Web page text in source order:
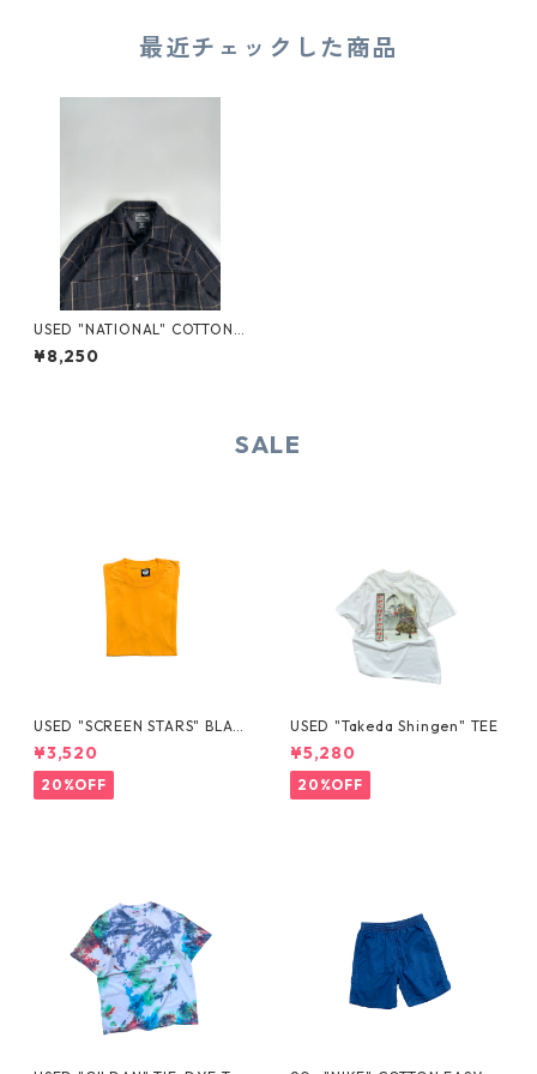
最近チェックした商品
USED "NATIONAL" COTTON
PLAID SHIRT
¥8,250
SALE
USED "SCREEN STARS" BLAN
K TEE
¥3,520
20%OFF
USED "Takeda Shingen" TEE
¥5,280
20%OFF